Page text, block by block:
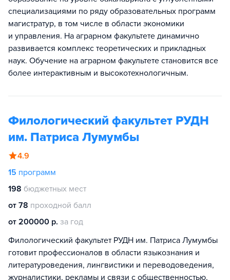
специализациями по ряду образовательных программ
магистратур, в том числе в области экономики
и управления. На аграрном факультете динамично
развивается комплекс теоретических и прикладных
наук. Обучение на аграрном факультете становится все
более интерактивным и высокотехнологичным.
Филологический факультет РУДН
им. Патриса Лумумбы
4.9
15 программ
198 бюджетных мест
от 78 проходной балл
от 200000 р. за год
Филологический факультет РУДН им. Патриса Лумумбы
готовит профессионалов в области языкознания и
литературоведения, лингвистики и переводоведения,
журналистики, рекламы и связи с общественностью,